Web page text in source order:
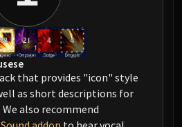
that provides "icon" style
as short descriptions for
also recommend